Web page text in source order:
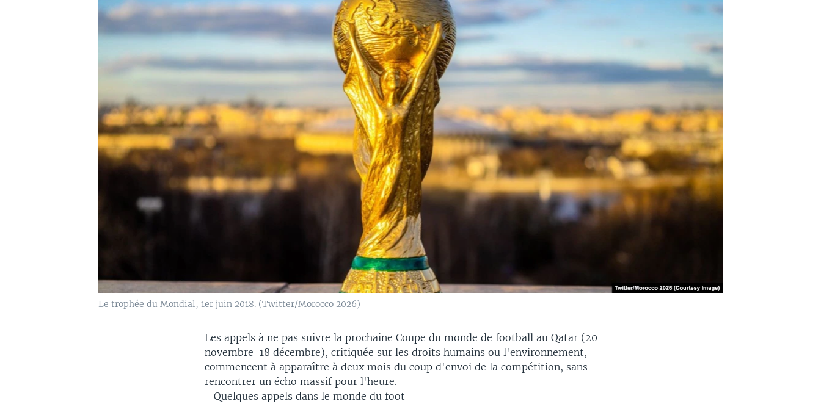
Le trophée du Mondial, 1er juin 2018. (Twitter/Morocco 2026)
Les appels à ne pas suivre la prochaine Coupe du monde de football au Qatar (20
novembre-18 décembre), critiquée sur les droits humains ou l'environnement,
commencent à apparaître à deux mois du coup d'envoi de la compétition, sans
rencontrer un écho massif pour l'heure.
- Quelques appels dans le monde du foot -